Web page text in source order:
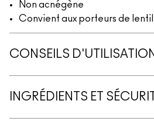
Non acnégène
Convient aux porteurs de
CONSEILS
INGRÉDIENTS ET